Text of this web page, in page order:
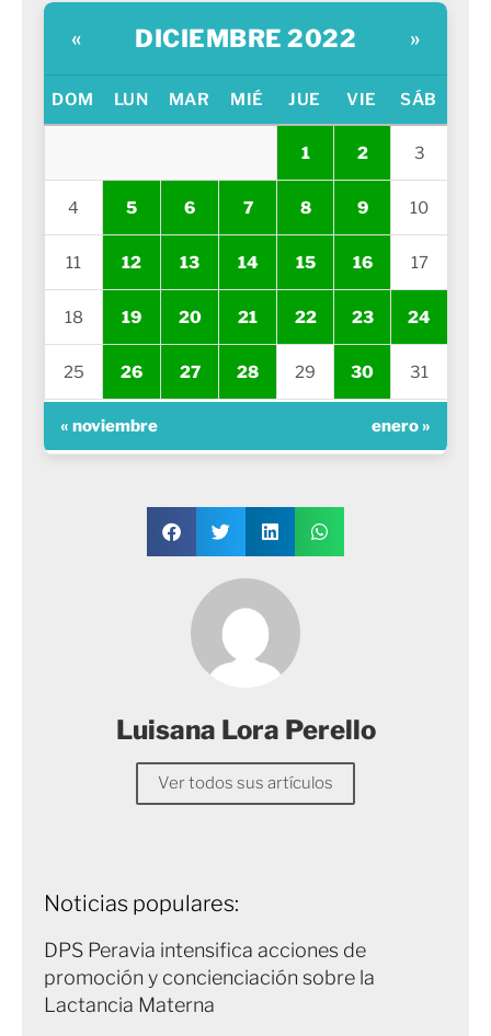
« DICIEMBRE 2022 »
DOM LUN MAR MIÉ JUE VIE SÁB
1 2 3
4 5 6 7 8 9 10
11 12 13 14 15 16 17
18 19 20 21 22 23 24
25 26 27 28 29 30 31
« noviembre enero »
Luisana Lora Perello
Ver todos sus artículos
Noticias populares:
DPS Peravia intensifica acciones de
promoción y concienciación sobre la
Lactancia Materna